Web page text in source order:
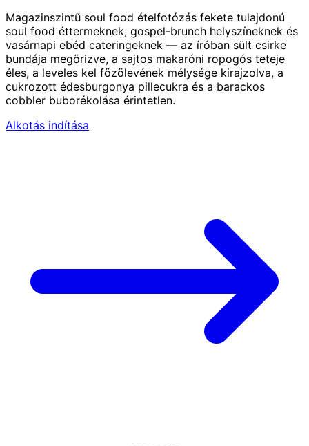
Magazinszintű soul food ételfotózás fekete tulajdonú
soul food éttermeknek, gospel-brunch helyszíneknek és
vasárnapi ebéd cateringeknek — az íróban sült csirke
bundája megőrizve, a sajtos makaróni ropogós teteje
éles, a leveles kel főzőlevének mélysége kirajzolva, a
cukrozott édesburgonya pillecukra és a barackos
cobbler buborékolása érintetlen.
Alkotás indítása